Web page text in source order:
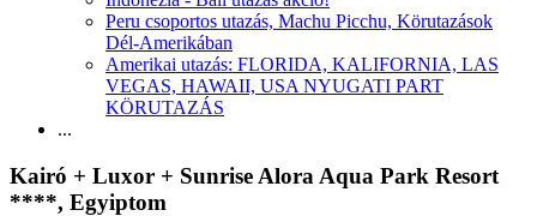
Peru csoportos utazás, Machu Picchu, Körutazások
Dél-Amerikában
Amerikai utazás: FLORIDA, KALIFORNIA, LAS
VEGAS, HAWAII, USA NYUGATI PART
KÖRUTAZÁS
...
Kairó + Luxor + Sunrise Alora Aqua Park Resort
****, Egyiptom